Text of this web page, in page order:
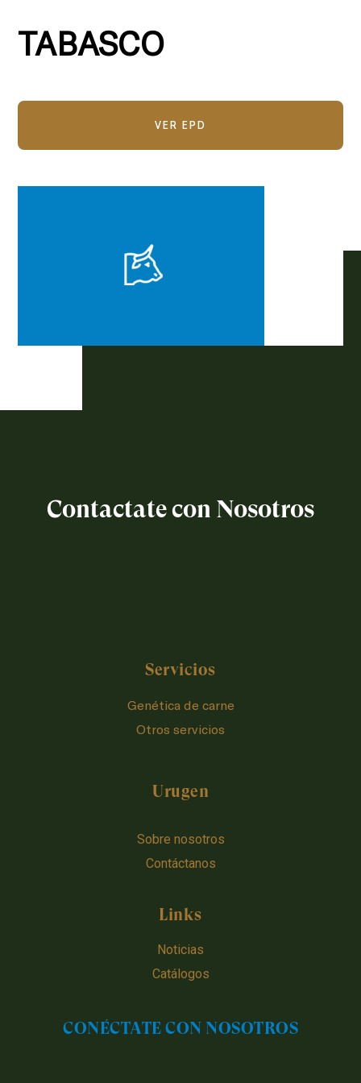
TABASCO
VER EPD
Contactate con Nosotros
Servicios
Genética de carne
Otros servicios
Urugen
Sobre nosotros
Contáctanos
Links
Noticias
Catálogos
CONÉCTATE CON NOSOTROS